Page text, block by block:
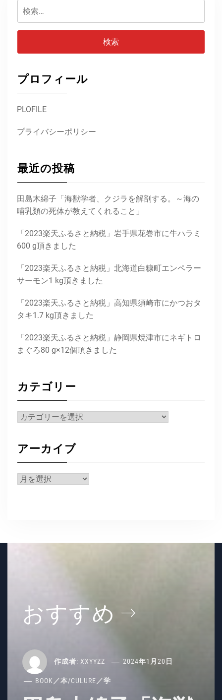
検
索:
プロフィール
PLOFILE
プライバシーポリシー
最近の投稿
田島木綿子「海獣学者、クジラを解剖する。～海の
哺乳類の死体が教えてくれること」
「2023楽天ふるさと納税」岩手県花巻市に牛ハラミ
600 g頂きました
「2023楽天ふるさと納税」北海道白糠町エンペラー
サーモン1 kg頂きました
「2023楽天ふるさと納税」高知県須崎市にかつおタ
タキ1.7 kg頂きました
「2023楽天ふるさと納税」静岡県焼津市にネギトロ
まぐろ80 g×12個頂きました
カテゴリー
カ
リ
アーカイブ
ア
おすすめ
作成者: XXYYZZ 2024年1月20日
BOOK／本/CULURE／学